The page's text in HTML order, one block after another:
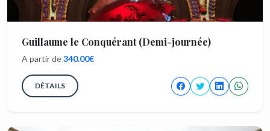
Guillaume le Conquérant (Demi-journée)
A partir de340.00€
DÉTAILS